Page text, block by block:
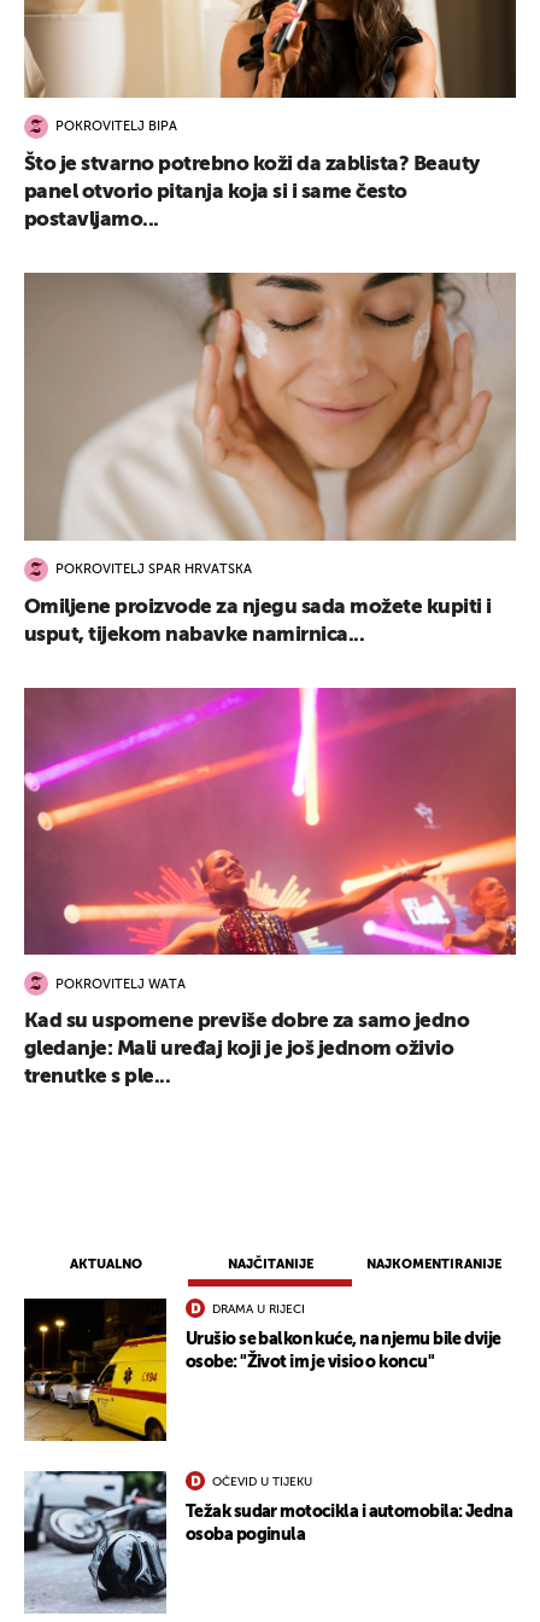
AKTUALNO NAJČITANIJE NAJKOMENTIRANIJE
DRAMA U RIJECI
Urušio se balkon kuće, na njemu bile dvije
osobe: "Život im je visio o koncu"
OČEVID U TIJEKU
Težak sudar motocikla i automobila: Jedna
osoba poginula
POKROVITELJ BIPA
Što je stvarno potrebno koži da zablista? Beauty
panel otvorio pitanja koja si i same često
postavljamo...
POKROVITELJ SPAR HRVATSKA
Omiljene proizvode za njegu sada možete kupiti i
usput, tijekom nabavke namirnica...
POKROVITELJ WATA
Kad su uspomene previše dobre za samo jedno
gledanje: Mali uređaj koji je još jednom oživio
trenutke s ple...